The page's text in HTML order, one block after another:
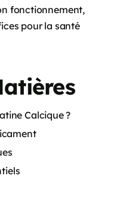
fonctionnement,
pour la santé
Calcique ?